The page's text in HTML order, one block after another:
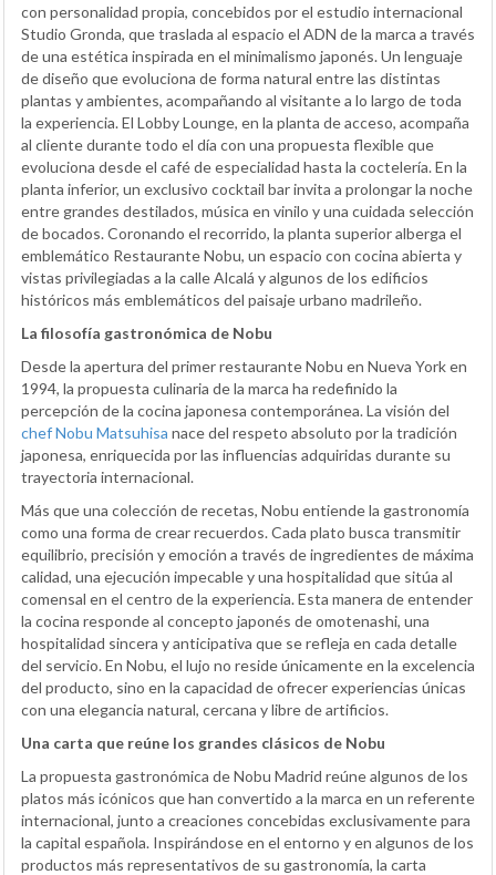
con personalidad propia, concebidos por el estudio internacional
Studio Gronda, que traslada al espacio el ADN de la marca a través
de una estética inspirada en el minimalismo japonés. Un lenguaje
de diseño que evoluciona de forma natural entre las distintas
plantas y ambientes, acompañando al visitante a lo largo de toda
la experiencia. El Lobby Lounge, en la planta de acceso, acompaña
al cliente durante todo el día con una propuesta flexible que
evoluciona desde el café de especialidad hasta la coctelería. En la
planta inferior, un exclusivo cocktail bar invita a prolongar la noche
entre grandes destilados, música en vinilo y una cuidada selección
de bocados. Coronando el recorrido, la planta superior alberga el
emblemático Restaurante Nobu, un espacio con cocina abierta y
vistas privilegiadas a la calle Alcalá y algunos de los edificios
históricos más emblemáticos del paisaje urbano madrileño.
La filosofía gastronómica de Nobu
Desde la apertura del primer restaurante Nobu en Nueva York en
1994, la propuesta culinaria de la marca ha redefinido la
percepción de la cocina japonesa contemporánea. La visión del
chef Nobu Matsuhisa nace del respeto absoluto por la tradición
japonesa, enriquecida por las influencias adquiridas durante su
trayectoria internacional.
Más que una colección de recetas, Nobu entiende la gastronomía
como una forma de crear recuerdos. Cada plato busca transmitir
equilibrio, precisión y emoción a través de ingredientes de máxima
calidad, una ejecución impecable y una hospitalidad que sitúa al
comensal en el centro de la experiencia. Esta manera de entender
la cocina responde al concepto japonés de omotenashi, una
hospitalidad sincera y anticipativa que se refleja en cada detalle
del servicio. En Nobu, el lujo no reside únicamente en la excelencia
del producto, sino en la capacidad de ofrecer experiencias únicas
con una elegancia natural, cercana y libre de artificios.
Una carta que reúne los grandes clásicos de Nobu
La propuesta gastronómica de Nobu Madrid reúne algunos de los
platos más icónicos que han convertido a la marca en un referente
internacional, junto a creaciones concebidas exclusivamente para
la capital española. Inspirándose en el entorno y en algunos de los
productos más representativos de su gastronomía, la carta